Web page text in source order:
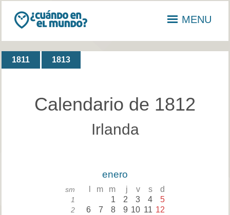
MENU
1811 1813
Calendario de 1812
Irlanda
enero
sm m m j v s d
1 1 2 3 4 5
2 6 7 8 9 10 11 12